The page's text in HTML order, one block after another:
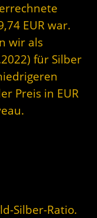
EUR war.
wir als
für Silber
Preis in EUR
Silber-Ratio.